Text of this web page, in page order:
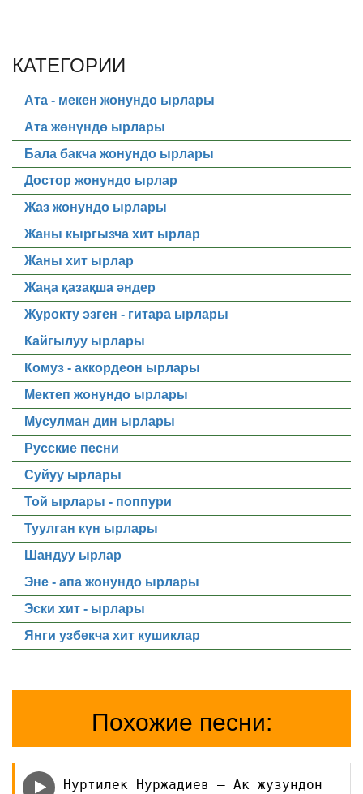
КАТЕГОРИИ
Ата - мекен жонундо ырлары
Ата жөнүндө ырлары
Бала бакча жонундо ырлары
Достор жонундо ырлар
Жаз жонундо ырлары
Жаны кыргызча хит ырлар
Жаны хит ырлар
Жаңа қазақша әндер
Журокту эзген - гитара ырлары
Кайгылуу ырлары
Комуз - аккордеон ырлары
Мектеп жонундо ырлары
Мусулман дин ырлары
Русские песни
Суйуу ырлары
Той ырлары - поппури
Туулган күн ырлары
Шандуу ырлар
Эне - апа жонундо ырлары
Эски хит - ырлары
Янги узбекча хит кушиклар
Похожие песни:
Нуртилек Нуржадиев — Ак жузундон